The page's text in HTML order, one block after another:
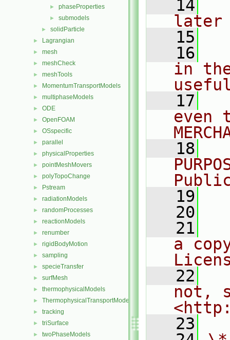
► phaseProperties
► submodels
► solidParticle
► Lagrangian
► mesh
► meshCheck
► meshTools
► MomentumTransportModels
► multiphaseModels
► ODE
► OpenFOAM
► OSspecific
► parallel
► physicalProperties
► pointMeshMovers
► polyTopoChange
► Pstream
► radiationModels
► randomProcesses
► reactionModels
► renumber
► rigidBodyMotion
► sampling
► specieTransfer
► surfMesh
► thermophysicalModels
► ThermophysicalTransportModels
► tracking
► triSurface
► twoPhaseModels
   14
later
   15
   16
in
   17
even
   18
   19
   20
   21
a
   22
not,
   23